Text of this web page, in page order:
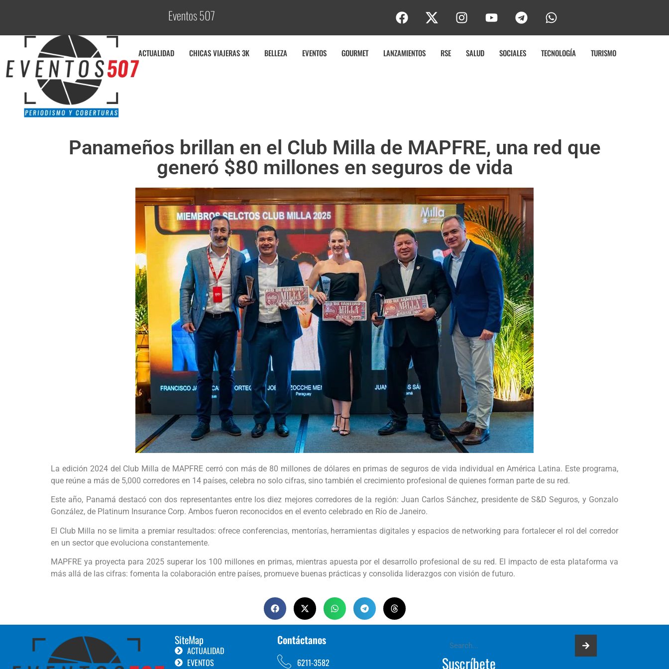
Eventos 507C
ACTUALIDAD CHICAS VIAJERAS 3K BELLEZA EVENTOS GOURMET LANZAMIENTOS RSE SALUD SOCIALES TECNOLOGÍA TURISMO
Panameños brillan en el Club Milla de MAPFRE, una red que
generó $80 millones en seguros de vida
La edición 2024 del Club Milla de MAPFRE cerró con más de 80 millones de dólares en primas de seguros de vida individual en América Latina. Este programa,
que reúne a más de 5,000 corredores en 14 países, celebra no solo cifras, sino también el crecimiento profesional de quienes forman parte de su red.
Este año, Panamá destacó con dos representantes entre los diez mejores corredores de la región: Juan Carlos Sánchez, presidente de S&D Seguros, y Gonzalo
González, de Platinum Insurance Corp. Ambos fueron reconocidos en el evento celebrado en Río de Janeiro.
El Club Milla no se limita a premiar resultados: ofrece conferencias, mentorías, herramientas digitales y espacios de networking para fortalecer el rol del corredor
en un sector que evoluciona constantemente.
MAPFRE ya proyecta para 2025 superar los 100 millones en primas, mientras apuesta por el desarrollo profesional de su red. El impacto de esta plataforma va
más allá de las cifras: fomenta la colaboración entre países, promueve buenas prácticas y consolida liderazgos con visión de futuro.
SiteMap
ACTUALIDAD
EVENTOS
Contáctanos
6211-3582 Suscríbete